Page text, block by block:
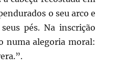
o seu arco e
pés. Na inscrição
numa alegoria moral: